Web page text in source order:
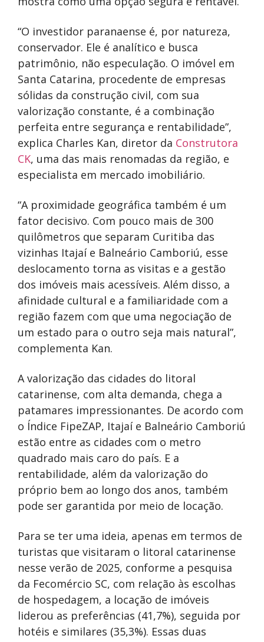
“O investidor paranaense é, por natureza,
conservador. Ele é analítico e busca
patrimônio, não especulação. O imóvel em
Santa Catarina, procedente de empresas
sólidas da construção civil, com sua
valorização constante, é a combinação
perfeita entre segurança e rentabilidade”,
explica Charles Kan, diretor da Construtora
CK, uma das mais renomadas da região, e
especialista em mercado imobiliário.
“A proximidade geográfica também é um
fator decisivo. Com pouco mais de 300
quilômetros que separam Curitiba das
vizinhas Itajaí e Balneário Camboriú, esse
deslocamento torna as visitas e a gestão
dos imóveis mais acessíveis. Além disso, a
afinidade cultural e a familiaridade com a
região fazem com que uma negociação de
um estado para o outro seja mais natural”,
complementa Kan.
A valorização das cidades do litoral
catarinense, com alta demanda, chega a
patamares impressionantes. De acordo com
o Índice FipeZAP, Itajaí e Balneário Camboriú
estão entre as cidades com o metro
quadrado mais caro do país. E a
rentabilidade, além da valorização do
próprio bem ao longo dos anos, também
pode ser garantida por meio de locação.
Para se ter uma ideia, apenas em termos de
turistas que visitaram o litoral catarinense
nesse verão de 2025, conforme a pesquisa
da Fecomércio SC, com relação às escolhas
de hospedagem, a locação de imóveis
liderou as preferências (41,7%), seguida por
hotéis e similares (35,3%). Essas duas